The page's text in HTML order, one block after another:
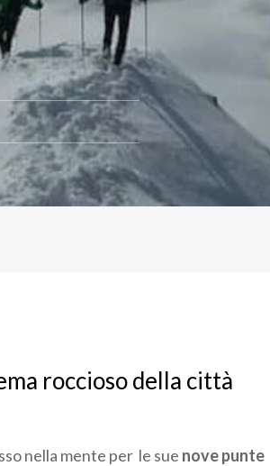
roccioso della città
nella mente per le sue nove punte